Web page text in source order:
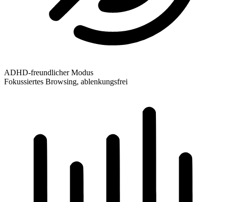
ADHD-freundlicher Modus
Fokussiertes Browsing, ablenkungsfrei